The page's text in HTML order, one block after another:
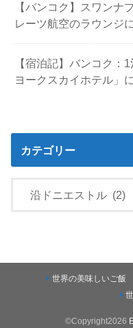
【バンコク】スワンナ
レーツ航空のラウンジ
【宿泊記】バンコク：
ヨークスカイホテル」
カテゴリー
世界の美味しいご飯
©Copyright2026